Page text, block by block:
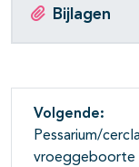
Bijlagen
Volgende:
Pessarium/
vroeggeboorte